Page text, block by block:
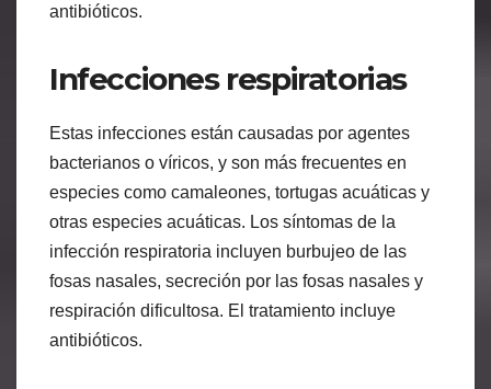
antibióticos.
Infecciones respiratorias
Estas infecciones están causadas por agentes
bacterianos o víricos, y son más frecuentes en
especies como camaleones, tortugas acuáticas y
otras especies acuáticas. Los síntomas de la
infección respiratoria incluyen burbujeo de las
fosas nasales, secreción por las fosas nasales y
respiración dificultosa. El tratamiento incluye
antibióticos.